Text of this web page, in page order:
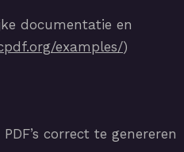
documentatie en
examples/)
correct te genereren